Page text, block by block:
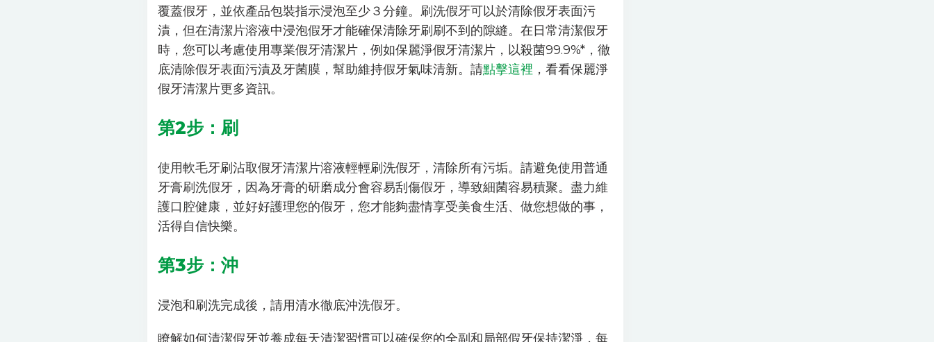
覆蓋假牙，並依產品包裝指示浸泡至少３分鐘。刷洗假牙可以於清除假牙表面污
漬，但在清潔片溶液中浸泡假牙才能確保清除牙刷刷不到的隙縫。在日常清潔假牙
時，您可以考慮使用專業假牙清潔片，例如保麗淨假牙清潔片，以殺菌99.9%*，徹
底清除假牙表面污漬及牙菌膜，幫助維持假牙氣味清新。請點擊這裡 ，看看保麗淨
假牙清潔片更多資訊。
第2步：刷
使用軟毛牙刷沾取假牙清潔片溶液輕輕刷洗假牙，清除所有污垢。請避免使用普通
牙膏刷洗假牙，因為牙膏的研磨成分會容易刮傷假牙，導致細菌容易積聚。盡力維
護口腔健康，並好好護理您的假牙，您才能夠盡情享受美食生活、做您想做的事，
活得自信快樂。
第3步：沖
浸泡和刷洗完成後，請用清水徹底沖洗假牙。
瞭解如何清潔假牙並養成每天清潔習慣可以確保您的全副和局部假牙保持潔淨，每